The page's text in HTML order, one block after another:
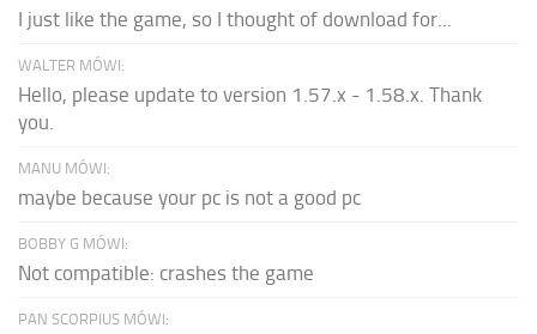
I just like the game, so I thought of download for...
WALTER MÓWI:
Hello, please update to version 1.57.x - 1.58.x. Thank
you.
MANU MÓWI:
maybe because your pc is not a good pc
BOBBY G MÓWI:
Not compatible: crashes the game
PAN SCORPIUS MÓWI: